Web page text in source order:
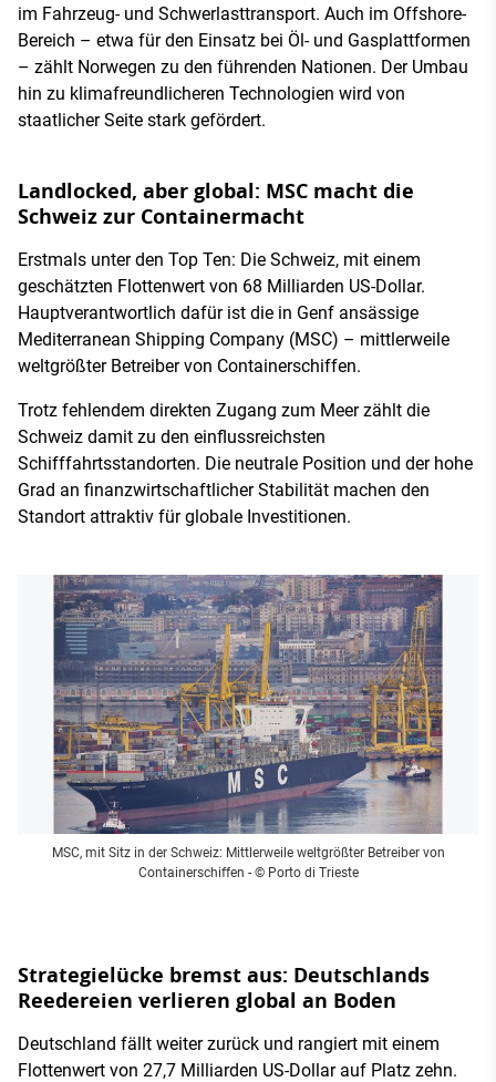
im Fahrzeug- und Schwerlasttransport. Auch im Offshore-
Bereich – etwa für den Einsatz bei Öl- und Gasplattformen
– zählt Norwegen zu den führenden Nationen. Der Umbau
hin zu klimafreundlicheren Technologien wird von
staatlicher Seite stark gefördert.
Landlocked, aber global: MSC macht die
Schweiz zur Containermacht
Erstmals unter den Top Ten: Die Schweiz, mit einem
geschätzten Flottenwert von 68 Milliarden US-Dollar.
Hauptverantwortlich dafür ist die in Genf ansässige
Mediterranean Shipping Company (MSC) – mittlerweile
weltgrößter Betreiber von Containerschiffen.
Trotz fehlendem direkten Zugang zum Meer zählt die
Schweiz damit zu den einflussreichsten
Schifffahrtsstandorten. Die neutrale Position und der hohe
Grad an finanzwirtschaftlicher Stabilität machen den
Standort attraktiv für globale Investitionen.
MSC, mit Sitz in der Schweiz: Mittlerweile weltgrößter Betreiber von
Containerschiffen - © Porto di Trieste
Strategielücke bremst aus: Deutschlands
Reedereien verlieren global an Boden
Deutschland fällt weiter zurück und rangiert mit einem
Flottenwert von 27,7 Milliarden US-Dollar auf Platz zehn.